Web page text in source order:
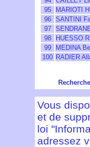
95
MARIOTI
96
SANTINI
97
98
HUESSO
99
MEDINA
100 RADIER
Vous
et de
loi
adressez